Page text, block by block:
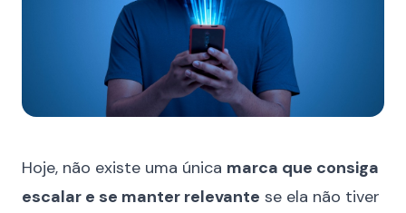
Hoje, não existe uma única marca que consiga
escalar e se manter relevante se ela não tiver